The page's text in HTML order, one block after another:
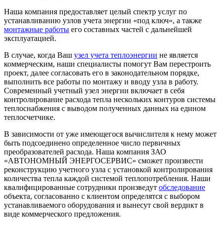
Наша компания предоставляет целый спектр услуг по
устанавливанию узлов учета энергии «под ключ», а также
монтажные работы его составных частей с дальнейшей
эксплуатацией.
В случае, когда Ваш узел учета теплоэнергии не является
коммерческим, наши специалисты помогут Вам перестроить
проект, далее согласовать его в законодательном порядке,
выполнить все работы по монтажу и вводу узла в работу.
Современный учетный узел энергии включает в себя
контролирование расхода тепла нескольких контуров системы
теплоснабжения с выводом полученных данных на едином
теплосчетчике.
В зависимости от уже имеющегося вычислителя к нему может
быть подсоединено определенное число первичных
преобразователей расхода. Наша компания ЗАО
«АВТОНОМНЫЙ ЭНЕРГОСЕРВИС» сможет произвести
реконструкцию учетного узла с установкой контролирования
количества тепла каждой системой теплопотребления. Наши
квалифицированные сотрудники произведут обследование
объекта, согласованно с клиентом определятся с выбором
устанавливаемого оборудования и вынесут свой вердикт в
виде коммерческого предложения.